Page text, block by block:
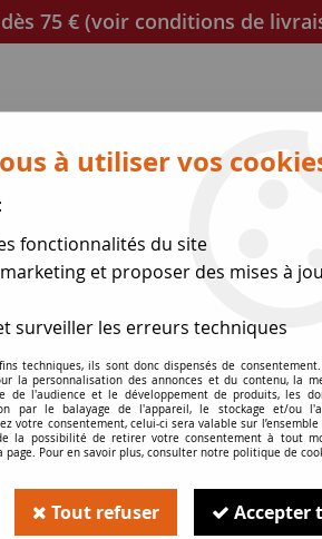
75 € (voir conditions de
à découper Joints de porte
le 17
Rossella, Luna
Soyez le premier à donner
à utiliser vos
fonctionnalités du site
et proposer des mises à
surveiller les erreurs techniques
techniques, ils sont donc dispensés de
la personnalisation des annonces et du contenu, la
de l'audience et le développement de produits, les
par le balayage de l'appareil, le stockage et/ou
votre consentement, celui-ci sera valable sur l’ensemble
de la possibilité de retirer votre consentement à tout
Pour en savoir plus, consulter notre politique de
Tout refuser Accepter